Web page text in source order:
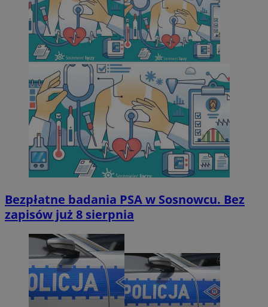
Bezpłatne badania PSA w Sosnowcu. Bez
zapisów już 8 sierpnia